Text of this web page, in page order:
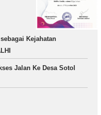
Kejahatan
Jalan Ke Desa Sotol